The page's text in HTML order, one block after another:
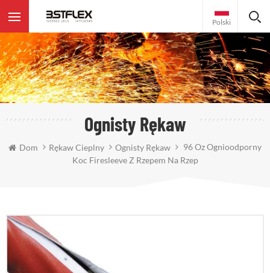
Polski
Ognisty Rękaw
Dom Rękaw Cieplny Ognisty Rękaw
96 Oz Ognioodporny
Koc Firesleeve Z Rzepem Na Rzep